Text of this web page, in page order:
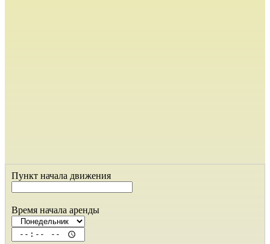
Пункт начала движения
Время начала аренды